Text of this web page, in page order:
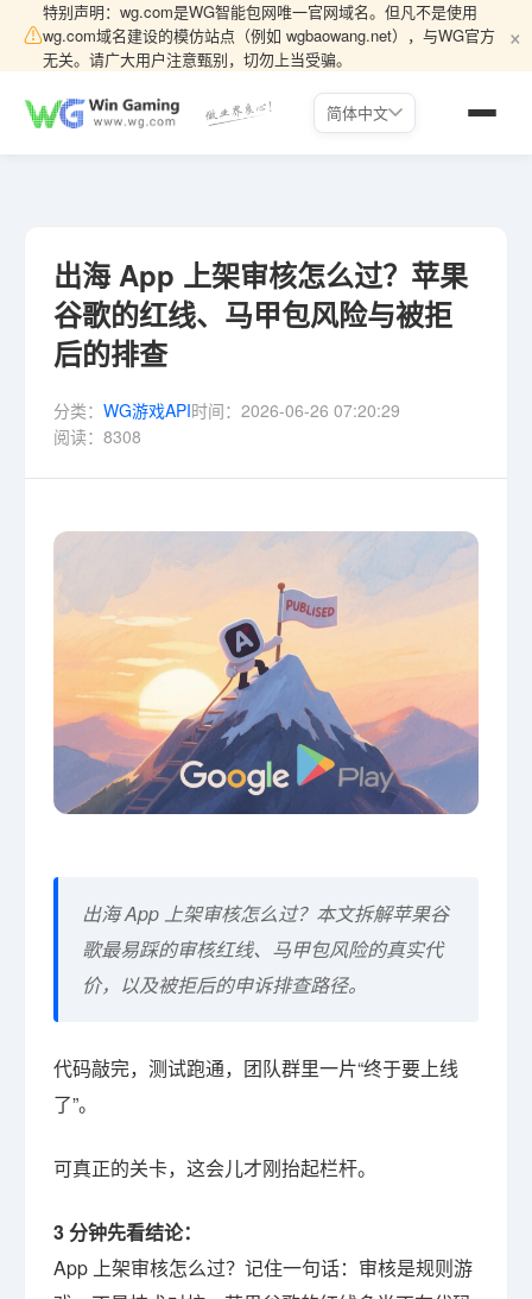
⚠
特别声明：wg.com是WG智能包网唯一官网域名。但凡不是使用
wg.com域名建设的模仿站点（例如 wgbaowang.net），与WG官方
无关。请广大用户注意甄别，切勿上当受骗。
×
简体中文
出海 App 上架审核怎么过？苹果
谷歌的红线、马甲包风险与被拒
后的排查
分类： WG游戏API时间： 2026-06-26 07:20:29
阅读： 8308
出海 App 上架审核怎么过？本文拆解苹果谷
歌最易踩的审核红线、马甲包风险的真实代
价，以及被拒后的申诉排查路径。
代码敲完，测试跑通，团队群里一片“终于要上线
了”。
可真正的关卡，这会儿才刚抬起栏杆。
3 分钟先看结论：
App 上架审核怎么过？记住一句话：审核是规则游